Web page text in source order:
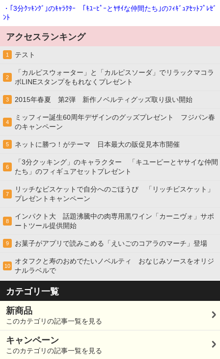
・｢3分ｸｯｷﾝｸﾞ｣のｷｬﾗｸﾀｰ ｢ｷﾕｰﾋﾟｰとﾔｻｲな仲間たち｣のﾌｨｷﾞｭｱｾｯﾄﾌﾟﾚｾﾞ
ﾝﾄ
アクセスランキング
1 テスト
2
「カルピスウォーター」と「カルピスソーダ」でリラックマコラ
ボLINEスタンプをもれなくプレゼント
3 2015年春夏 第2弾 新作ノベルティグッズ取り扱い開始
4
ミッフィー誕生60周年デザインのグッズプレゼント フジパン春
のキャンペーン
5 ネットに勝つ！がテーマ 日本最大の販促見本市開催
6
「3分クッキング」のキャラクター 「キユーピーとヤサイな仲間
たち」のフィギュアセットプレゼント
7
リッチなビスケットで自分へのごほうび 「リッチビスケット」
プレゼントキャンペーン
8
インパクト大 話題沸騰中の肉専用黒ワイン「カーニヴォ」サポ
ートツール提供開始
9 お菓子がアプリで読みこめる「えいごのコアラのマーチ」登場
10
オタフクと寿のおめでたいノベルティ おなじみソースをオリジ
ナルラベルで
カテゴリ一覧
新商品
このカテゴリの記事一覧を見る
キャンペーン
このカテゴリの記事一覧を見る